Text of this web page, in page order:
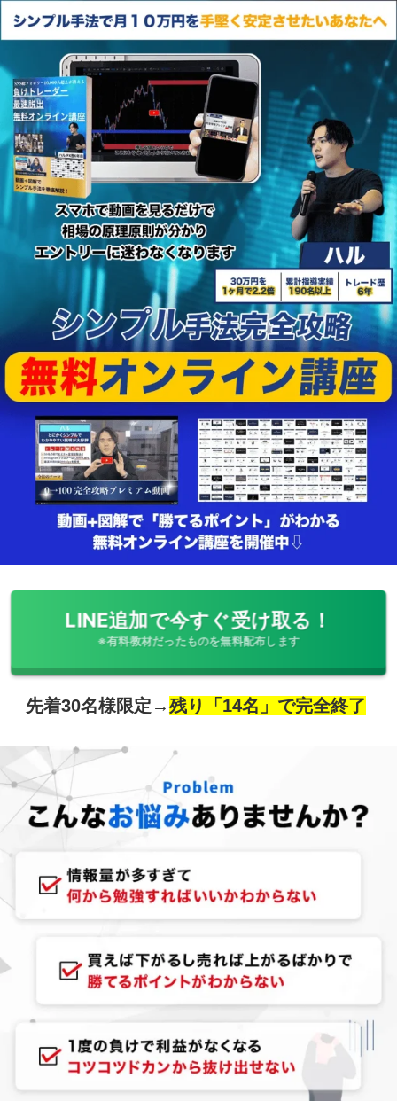
LINE追加で今すぐ受け取る！
※有料教材だったものを無料配布します
先着30名様限定→残り「14名」で完全終了